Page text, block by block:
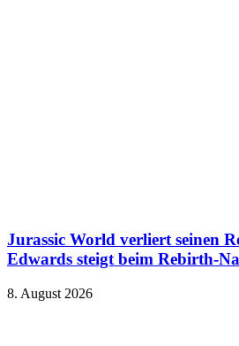
Jurassic World verliert seinen
Edwards steigt beim Rebirth-
8. August 2026